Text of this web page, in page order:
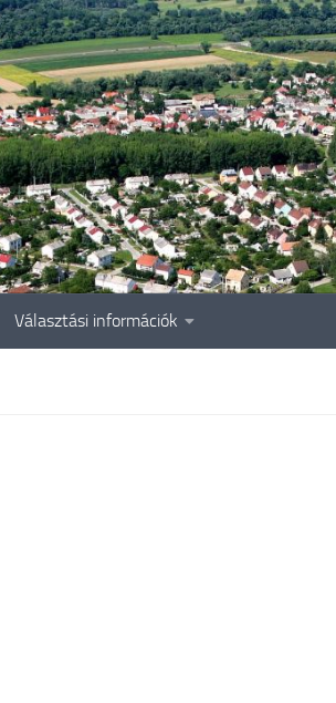
Választási információk